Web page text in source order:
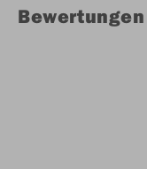
Bewertungen